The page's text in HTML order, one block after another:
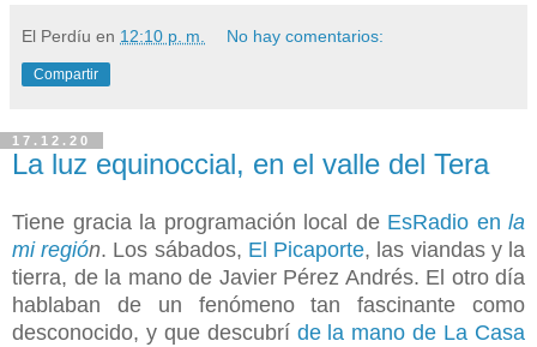
El Perdíu en 12:10 p. m. No hay comentarios:
Compartir
17.12.20
La luz equinoccial, en el valle del Tera
Tiene gracia la programación local de EsRadio en la
mi región. Los sábados, El Picaporte, las viandas y la
tierra, de la mano de Javier Pérez Andrés. El otro día
hablaban de un fenómeno tan fascinante como
desconocido, y que descubrí de la mano de La Casa